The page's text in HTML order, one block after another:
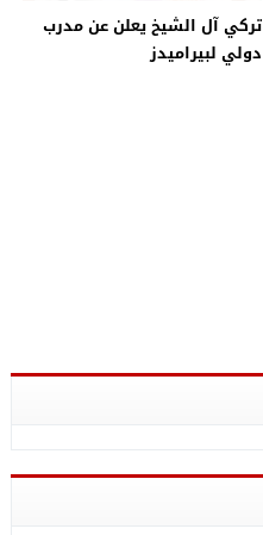
تركي آل الشيخ يعلن عن مدرب
دولي لبيراميدز